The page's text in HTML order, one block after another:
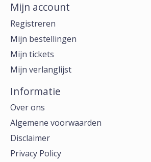
Mijn account
Registreren
Mijn bestellingen
Mijn tickets
Mijn verlanglijst
Informatie
Over ons
Algemene voorwaarden
Disclaimer
Privacy Policy